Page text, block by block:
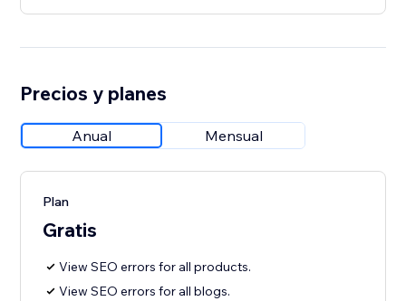
Precios y planes
Anual Mensual
Plan
Gratis
View SEO errors for all products.
View SEO errors for all blogs.